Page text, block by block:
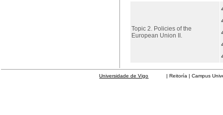
Topic 2. Policies of the
European Union II.
Universidade de Vigo | Reitoría | Campus